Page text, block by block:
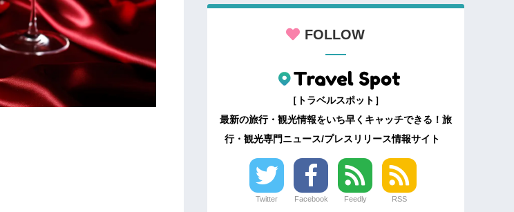
FOLLOW
［トラベルスポット］
最新の旅行・観光情報をいち早くキャッチできる！旅
行・観光専門ニュース/プレスリリース情報サイト
Twitter Facebook Feedly RSS